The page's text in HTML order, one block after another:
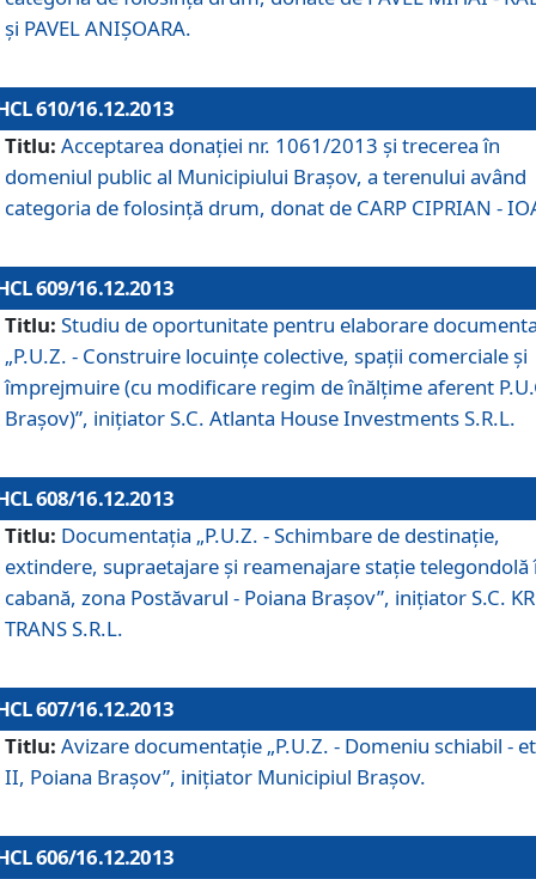
şi PAVEL ANIŞOARA.
610/16.12.2013
Titlu: Acceptarea donaţiei nr. 1061/2013 şi trecerea în
domeniul public al Municipiului Braşov, a terenului având
categoria de folosinţă drum, donat de CARP CIPRIAN -
609/16.12.2013
Titlu: Studiu de oportunitate pentru elaborare
„P.U.Z. - Construire locuinţe colective, spaţii comerciale şi
împrejmuire (cu modificare regim de înălţime aferent
Braşov)”, iniţiator S.C. Atlanta House Investments S.R.L.
608/16.12.2013
Titlu: Documentaţia „P.U.Z. - Schimbare de destinaţie,
extindere, supraetajare şi reamenajare staţie telegondolă
cabană, zona Postăvarul - Poiana Braşov”, iniţiator S.C.
TRANS S.R.L.
607/16.12.2013
Titlu: Avizare documentaţie „P.U.Z. - Domeniu schiabil -
II, Poiana Braşov”, iniţiator Municipiul Braşov.
606/16.12.2013